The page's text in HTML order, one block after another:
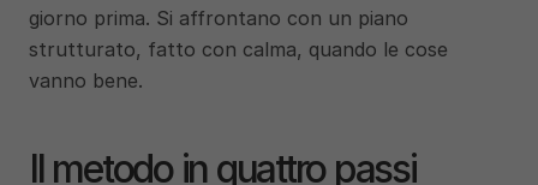
giorno prima. Si affrontano con un piano
strutturato, fatto con calma, quando le cose
vanno bene.
Il metodo in quattro passi